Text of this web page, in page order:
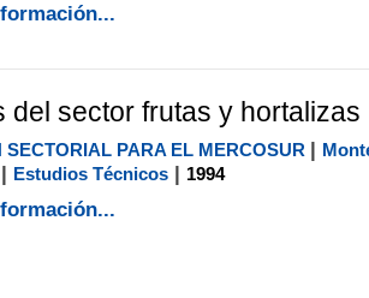
del sector frutas y hortalizas
SECTORIAL PARA EL MERCOSUR |
Estudios Técnicos| 1994